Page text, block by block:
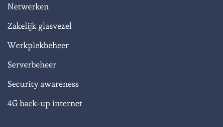
Netwerken
Zakelijk glasvezel
Werkplekbeheer
Serverbeheer
Security awareness
4G back-up internet